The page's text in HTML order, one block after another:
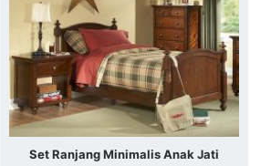
Set Ranjang Minimalis Anak Jati